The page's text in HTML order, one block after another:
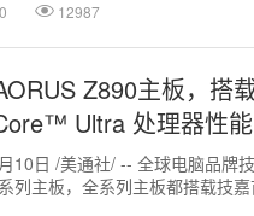
12987
Z890主板，搭
Ultra 处理器性能
10日 /美通社/ -- 全球电脑品牌
列主板，全系列主板都搭载技